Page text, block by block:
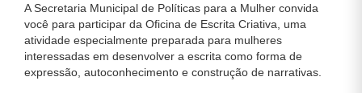
A Secretaria Municipal de Políticas para a Mulher convida
você para participar da Oficina de Escrita Criativa, uma
atividade especialmente preparada para mulheres
interessadas em desenvolver a escrita como forma de
expressão, autoconhecimento e construção de narrativas.